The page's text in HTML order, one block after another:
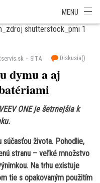
MENU
SITA Diskusia()
dymu a aj
ONE je šetrnejšia k
života. Pohodlie,
stranu – veľké množstvo
Na trhu existuje
tie s opakovaným použitím